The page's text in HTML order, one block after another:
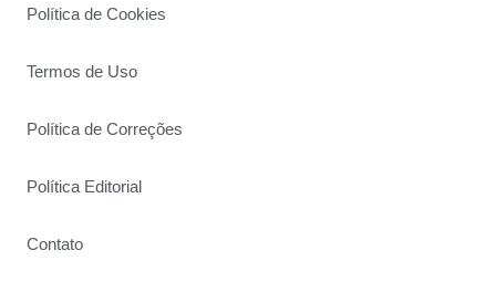
Política de Cookies
Termos de Uso
Política de Correções
Política Editorial
Contato